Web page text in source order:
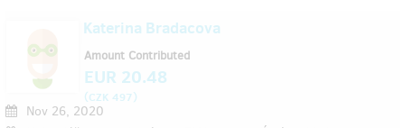
Katerina Bradacova
Nov 26, 2020
Amount Contributed
EUR 20.48
(CZK 497)